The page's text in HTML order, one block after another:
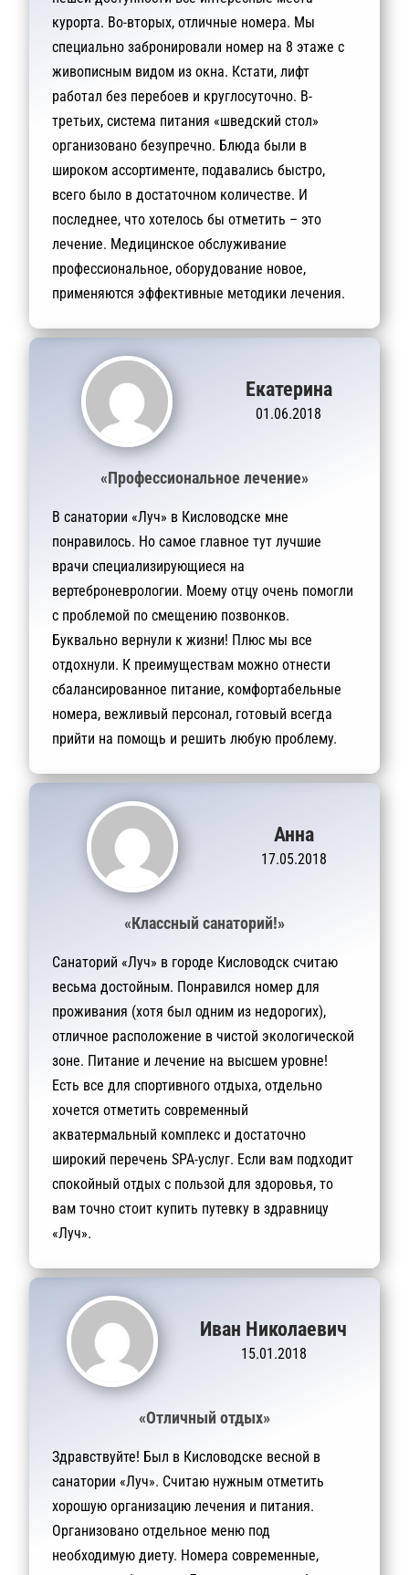
курорта. Во-вторых, отличные номера. Мы
специально забронировали номер на 8 этаже с
живописным видом из окна. Кстати, лифт
работал без перебоев и круглосуточно. В-
третьих, система питания «шведский стол»
организовано безупречно. Блюда были в
широком ассортименте, подавались быстро,
всего было в достаточном количестве. И
последнее, что хотелось бы отметить – это
лечение. Медицинское обслуживание
профессиональное, оборудование новое,
применяются эффективные методики лечения.
Екатерина
01.06.2018
«Профессиональное лечение»
В санатории «Луч» в Кисловодске мне
понравилось. Но самое главное тут лучшие
врачи специализирующиеся на
вертеброневрологии. Моему отцу очень помогли
с проблемой по смещению позвонков.
Буквально вернули к жизни! Плюс мы все
отдохнули. К преимуществам можно отнести
сбалансированное питание, комфортабельные
номера, вежливый персонал, готовый всегда
прийти на помощь и решить любую проблему.
Анна
17.05.2018
«Классный санаторий!»
Санаторий «Луч» в городе Кисловодск считаю
весьма достойным. Понравился номер для
проживания (хотя был одним из недорогих),
отличное расположение в чистой экологической
зоне. Питание и лечение на высшем уровне!
Есть все для спортивного отдыха, отдельно
хочется отметить современный
акватермальный комплекс и достаточно
широкий перечень SPA-услуг. Если вам подходит
спокойный отдых с пользой для здоровья, то
вам точно стоит купить путевку в здравницу
«Луч».
Иван Николаевич
15.01.2018
«Отличный отдых»
Здравствуйте! Был в Кисловодске весной в
санатории «Луч». Считаю нужным отметить
хорошую организацию лечения и питания.
Организовано отдельное меню под
необходимую диету. Номера современные,